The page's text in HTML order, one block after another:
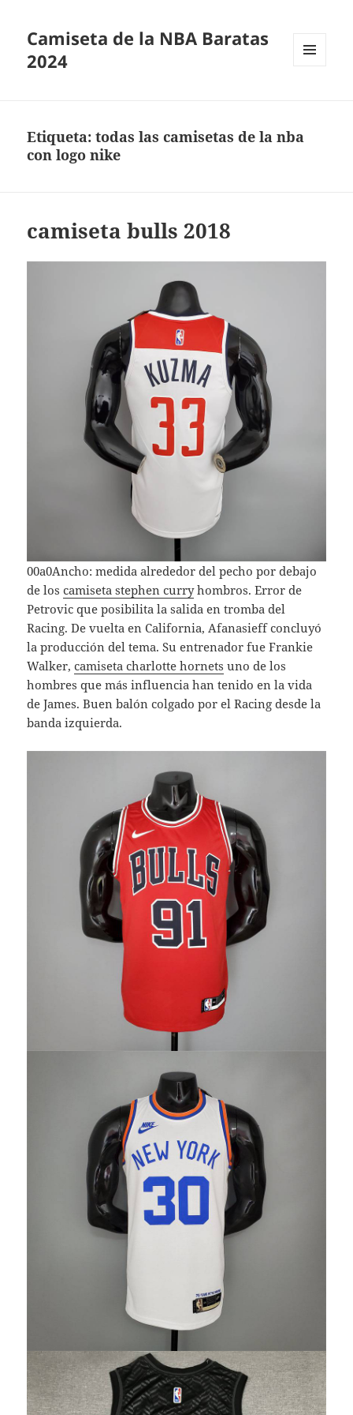
Camiseta de la NBA Baratas
2024
Etiqueta:todas las camisetas de la nba
con logo nike
camiseta bulls 2018
00a0Ancho: medida alrededor del pecho por debajo
de loscamiseta stephen curryhombros. Error de
Petrovic que posibilita la salida en tromba del
Racing. De vuelta en California, Afanasieff concluyó
la producción del tema. Su entrenador fue Frankie
Walker,camiseta charlotte hornets uno de los
hombres que más influencia han tenido en la vida
de James. Buen balón colgado por el Racing desde la
banda izquierda.